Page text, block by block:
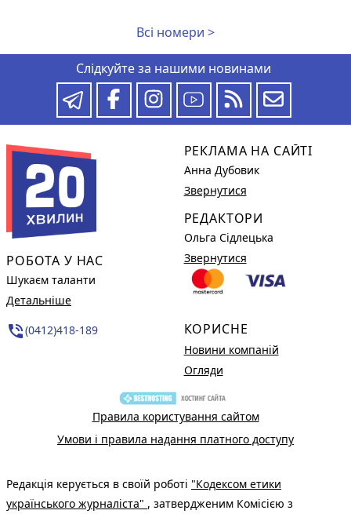
Всі номери >
Слідкуйте за нашими новинами
РОБОТА У НАС
Шукаєм таланти
Детальніше
phone_in_talk(0412)418-189
РЕКЛАМА НА САЙТІ
Анна Дубовик
Звернутися
РЕДАКТОРИ
Ольга Сідлецька
Звернутися
КОРИСНЕ
Новини компаній
Огляди
Правила користування сайтом
Умови і правила надання платного доступу
Редакція керується в своїй роботі "Кодексом етики
українського журналіста" , затвердженим Комісією з